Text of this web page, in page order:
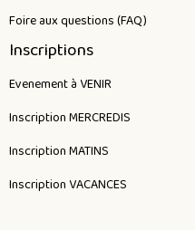
Foire aux questions (FAQ)
Inscriptions
Evenement à VENIR
Inscription MERCREDIS
Inscription MATINS
Inscription VACANCES